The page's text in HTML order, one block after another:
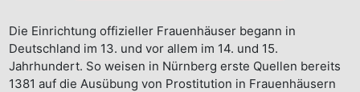
Die Einrichtung offizieller Frauenhäuser begann in
Deutschland im 13. und vor allem im 14. und 15.
Jahrhundert. So weisen in Nürnberg erste Quellen bereits
1381 auf die Ausübung von Prostitution in Frauenhäusern